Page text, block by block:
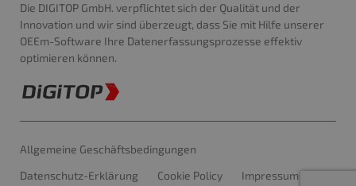
Die DIGITOP GmbH. verpflichtet sich der Qualität und der
Innovation und wir sind überzeugt, dass Sie mit Hilfe unserer
OEEm-Software Ihre Datenerfassungsprozesse effektiv
optimieren können.
Allgemeine Geschäftsbedingungen
Datenschutz-Erklärung
Cookie Policy Impressum